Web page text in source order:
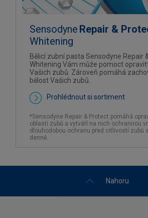
Sensodyne Repair &
Whitening
Bělicí zubní pasta Sensodyne Repair
Whitening Vám může pomoct
Vašich zubů. Zároveň pomáhá
bělost Vašich zubů.
Prohlédnout si sortiment
*Sensodyne Repair & Protect pomáhá
oblasti zubů a vytváří na nich ochrannou
dlouhodobou ochranu před citlivostí zubů
denně.
Nahoru